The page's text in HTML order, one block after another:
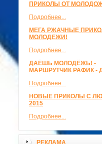
ПРИКОЛЫ ОТ
Подробнее...
МЕГА РЖАЧНЫЕ
МОЛОДЕЖИ!
Подробнее...
ДАЁШЬ МОЛОДЁЖЬ! -
МАРШРУТЧИК РАФИК -
Подробнее...
НОВЫЕ ПРИКОЛЫ С
2015
Подробнее...
РЕКЛАМА